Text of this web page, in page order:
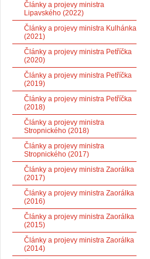
Články a projevy ministra
Lipavského (2022)
Články a projevy ministra Kulhánka
(2021)
Články a projevy ministra Petříčka
(2020)
Články a projevy ministra Petříčka
(2019)
Články a projevy ministra Petříčka
(2018)
Články a projevy ministra
Stropnického (2018)
Články a projevy ministra
Stropnického (2017)
Články a projevy ministra Zaorálka
(2017)
Články a projevy ministra Zaorálka
(2016)
Články a projevy ministra Zaorálka
(2015)
Články a projevy ministra Zaorálka
(2014)